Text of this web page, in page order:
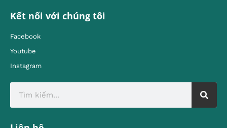
Kết nối với chúng tôi
Facebook
Youtube
Instagram